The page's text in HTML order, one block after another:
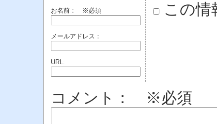
お名前： ※必須
メールアドレス：
URL:
この情
コメント： ※必須